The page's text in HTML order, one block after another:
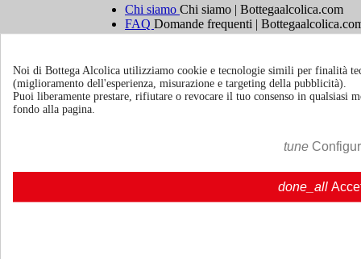
Chi siamo Chi siamo | Bottegaalcolica.com
FAQ Domande frequenti |
Contattaci
Informazioni Mostra/nascondi link informazioni
Mostra/nascondi i link del tuo account
Noi di Bottega Alcolica utilizziamo cookie e tecnologie simili per finalità
(miglioramento dell'esperienza, misurazione e targeting della pubblicità).
Puoi liberamente prestare, rifiutare o revocare il tuo consenso in qualsiasi
fondo alla pagina.
tune
done_all